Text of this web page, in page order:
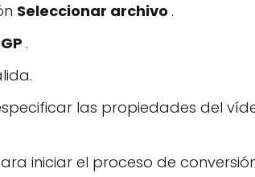
Seleccionar archivo .
.
las propiedades del
iniciar el proceso de